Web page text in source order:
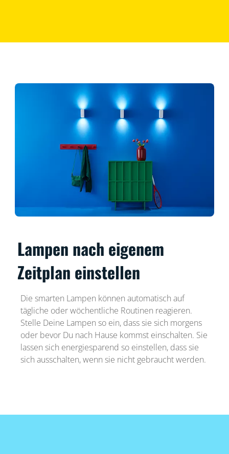
Lampen nach eigenem
Zeitplan einstellen
Die smarten Lampen können automatisch auf
tägliche oder wöchentliche Routinen reagieren.
Stelle Deine Lampen so ein, dass sie sich morgens
oder bevor Du nach Hause kommst einschalten. Sie
lassen sich energiesparend so einstellen, dass sie
sich ausschalten, wenn sie nicht gebraucht werden.